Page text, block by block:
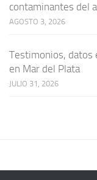
contaminantes del
AGOSTO 3, 2026
Testimonios, datos
en Mar del Plata
JULIO 31, 2026